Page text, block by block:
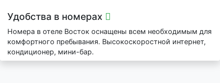
Удобства в номерах
Номера в отеле Восток оснащены всем необходимым для
комфортного пребывания. Высокоскоростной интернет,
кондиционер, мини-бар.